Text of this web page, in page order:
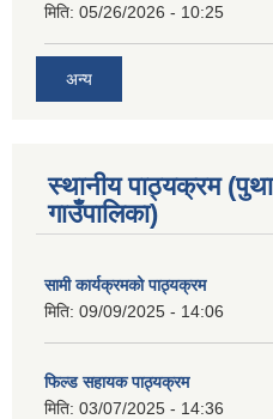
मिति: 05/26/2026 - 10:25
अन्य
स्थानीय पाठ्यक्रम
गाउँपालिका)
सामी कार्यक्रमको पाठ्यक्रम
मिति: 09/09/2025 - 14:06
फिल्ड सहायक पाठ्यक्रम
मिति: 03/07/2025 - 14:36